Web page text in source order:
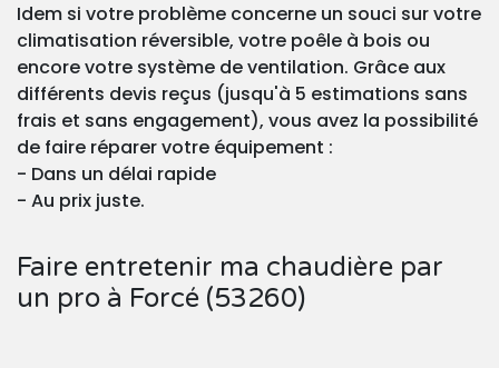
Idem si votre problème concerne un souci sur votre
climatisation réversible, votre poêle à bois ou
encore votre système de ventilation. Grâce aux
différents devis reçus (jusqu'à 5 estimations sans
frais et sans engagement), vous avez la possibilité
de faire réparer votre équipement :
- Dans un délai rapide
- Au prix juste.
Faire entretenir ma chaudière par
un pro à Forcé (53260)